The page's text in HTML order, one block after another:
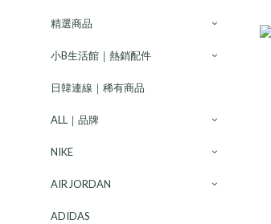
精選商品
小B生活館｜熱銷配件
日韓連線｜稀有商品
ALL｜品牌
NIKE
AIR JORDAN
ADIDAS